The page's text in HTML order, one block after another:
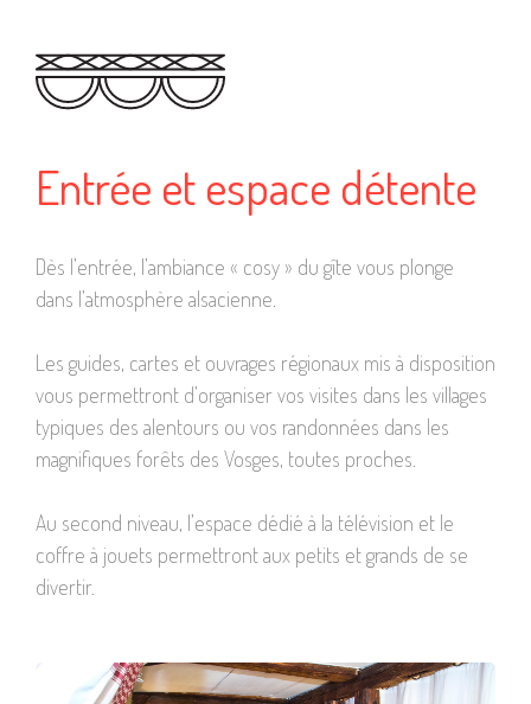
Entrée et espace détente
Dès l’entrée, l’ambiance « cosy » du gîte vous plonge
dans l’atmosphère alsacienne.
Les guides, cartes et ouvrages régionaux mis à disposition
vous permettront d’organiser vos visites dans les villages
typiques des alentours ou vos randonnées dans les
magnifiques forêts des Vosges, toutes proches.
Au second niveau, l’espace dédié à la télévision et le
coffre à jouets permettront aux petits et grands de se
divertir.